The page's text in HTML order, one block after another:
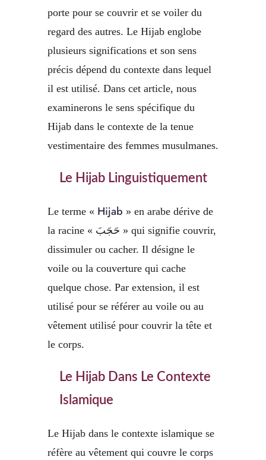
porte pour se couvrir et se voiler du
regard des autres. Le Hijab englobe
plusieurs significations et son sens
précis dépend du contexte dans lequel
il est utilisé. Dans cet article, nous
examinerons le sens spécifique du
Hijab dans le contexte de la tenue
vestimentaire des femmes musulmanes.
Le Hijab Linguistiquement
Le terme « Hijab » en arabe dérive de
la racine « حَجَبَ » qui signifie couvrir,
dissimuler ou cacher. Il désigne le
voile ou la couverture qui cache
quelque chose. Par extension, il est
utilisé pour se référer au voile ou au
vêtement utilisé pour couvrir la tête et
le corps.
Le Hijab Dans Le Contexte
Islamique
Le Hijab dans le contexte islamique se
réfère au vêtement qui couvre le corps